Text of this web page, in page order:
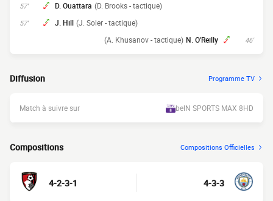
57' D. Ouattara (D. Brooks - tactique)
57' J. Hill (J. Soler - tactique)
46'
N. O'Reilly
(A. Khusanov - tactique)
Diffusion Programme TV
Match à suivre sur beIN SPORTS MAX 8HD
Compositions Compositions Officielles
4-2-3-1 4-3-3